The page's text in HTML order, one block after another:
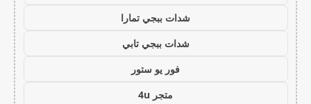
شدات ببجي تمارا
شدات ببجي تابي
فور يو ستور
متجر 4u